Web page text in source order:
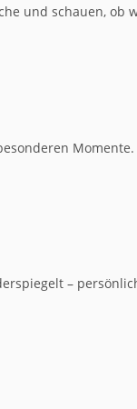
und schauen,
Momente.
–